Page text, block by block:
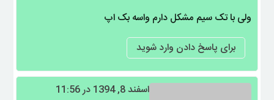
ولی با تک سیم مشکل دارم واسه بک اپ
برای پاسخ دادن وارد شوید
اسفند 8, 1394 در 11:56